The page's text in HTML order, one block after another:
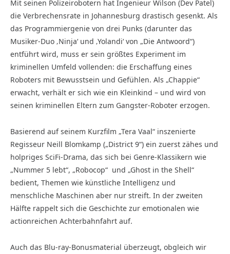
Mit seinen Polizeirobotern hat Ingenieur Wilson (Dev Patel)
die Verbrechensrate in Johannesburg drastisch gesenkt. Als
das Programmiergenie von drei Punks (darunter das
Musiker-Duo ‚Ninja‘ und ‚Yolandi‘ von „Die Antwoord“)
entführt wird, muss er sein größtes Experiment im
kriminellen Umfeld vollenden: die Erschaffung eines
Roboters mit Bewusstsein und Gefühlen. Als „Chappie“
erwacht, verhält er sich wie ein Kleinkind – und wird von
seinen kriminellen Eltern zum Gangster-Roboter erzogen.
Basierend auf seinem Kurzfilm „Tera Vaal“ inszenierte
Regisseur Neill Blomkamp („District 9“) ein zuerst zähes und
holpriges SciFi-Drama, das sich bei Genre-Klassikern wie
„Nummer 5 lebt“, „Robocop“ und „Ghost in the Shell“
bedient, Themen wie künstliche Intelligenz und
menschliche Maschinen aber nur streift. In der zweiten
Hälfte rappelt sich die Geschichte zur emotionalen wie
actionreichen Achterbahnfahrt auf.
Auch das Blu-ray-Bonusmaterial überzeugt, obgleich wir